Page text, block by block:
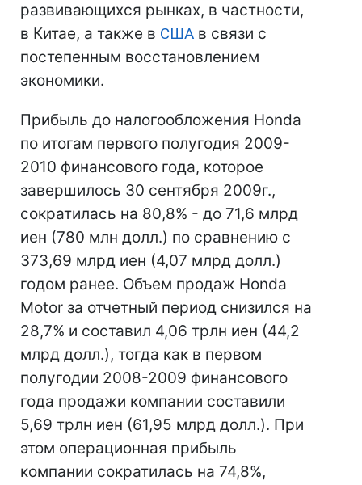
развивающихся рынках, в частности,
в Китае, а также в США в связи с
постепенным восстановлением
экономики.
Прибыль до налогообложения Honda
по итогам первого полугодия 2009-
2010 финансового года, которое
завершилось 30 сентября 2009г.,
сократилась на 80,8% - до 71,6 млрд
иен (780 млн долл.) по сравнению с
373,69 млрд иен (4,07 млрд долл.)
годом ранее. Объем продаж Honda
Motor за отчетный период снизился на
28,7% и составил 4,06 трлн иен (44,2
млрд долл.), тогда как в первом
полугодии 2008-2009 финансового
года продажи компании составили
5,69 трлн иен (61,95 млрд долл.). При
этом операционная прибыль
компании сократилась на 74,8%,